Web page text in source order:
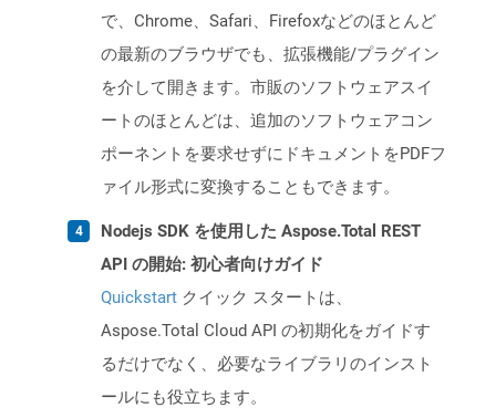
で、Chrome、Safari、Firefoxなどのほとんど
の最新のブラウザでも、拡張機能/プラグイン
を介して開きます。市販のソフトウェアスイ
ートのほとんどは、追加のソフトウェアコン
ポーネントを要求せずにドキュメントをPDFフ
ァイル形式に変換することもできます。
Nodejs SDK を使用した Aspose.Total REST
API の開始: 初心者向けガイド
Quickstart クイック スタートは、
Aspose.Total Cloud API の初期化をガイドす
るだけでなく、必要なライブラリのインスト
ールにも役立ちます。